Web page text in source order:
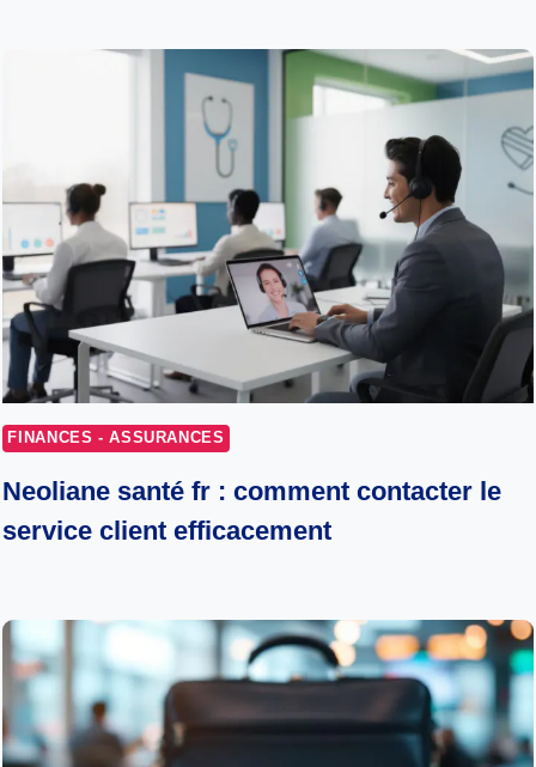
FINANCES - ASSURANCES
Neoliane santé fr : comment contacter le
service client efficacement